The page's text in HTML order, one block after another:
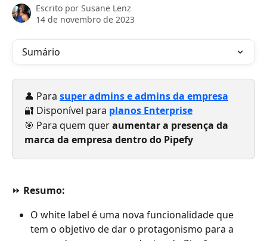
Escrito por Susane Lenz
14 de novembro de 2023
Sumário
👤 Para super admins e admins da empresa
🔐 Disponível para planos Enterprise
🎯 Para quem quer aumentar a presença da
marca da empresa dentro do Pipefy
⏩ Resumo:
O white label é uma nova funcionalidade que
tem o objetivo de dar o protagonismo para a